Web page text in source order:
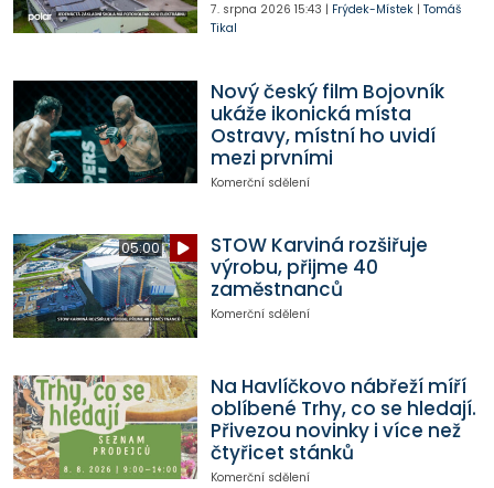
7. srpna 2026 15:43 | Frýdek-Místek| Tomáš
Tikal
Nový český film Bojovník
ukáže ikonická místa
Ostravy, místní ho uvidí
mezi prvními
Komerční sdělení
05:00
STOW Karviná rozšiřuje
výrobu, přijme 40
zaměstnanců
Komerční sdělení
Na Havlíčkovo nábřeží míří
oblíbené Trhy, co se hledají.
Přivezou novinky i více než
čtyřicet stánků
Komerční sdělení